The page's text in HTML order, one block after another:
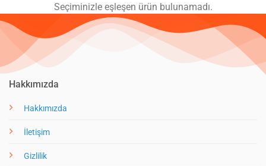
Seçiminizle eşleşen ürün bulunamadı.
Hakkımızda
Hakkımızda
İletişim
Gizlilik